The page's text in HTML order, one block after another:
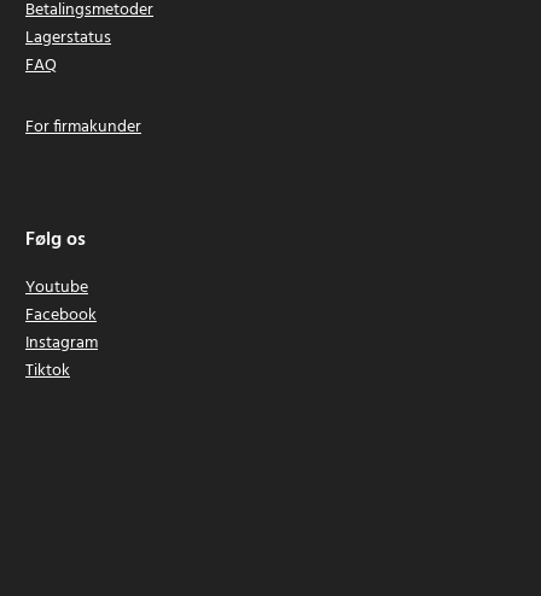
Betalingsmetoder
Lagerstatus
FAQ
For firmakunder
Følg os
Youtube
Facebook
Instagram
Tiktok